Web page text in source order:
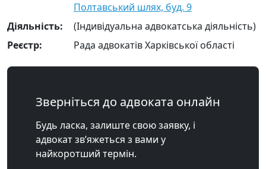
Полтавський шлях, буд. 9
Діяльність:
(Індивідуальна адвокатська діяльність)
Реєстр:
Рада адвокатів Харківської області
Зверніться до адвоката онлайн
Будь ласка, залиште свою заявку, і
адвокат зв’яжеться з вами у
найкоротший термін.